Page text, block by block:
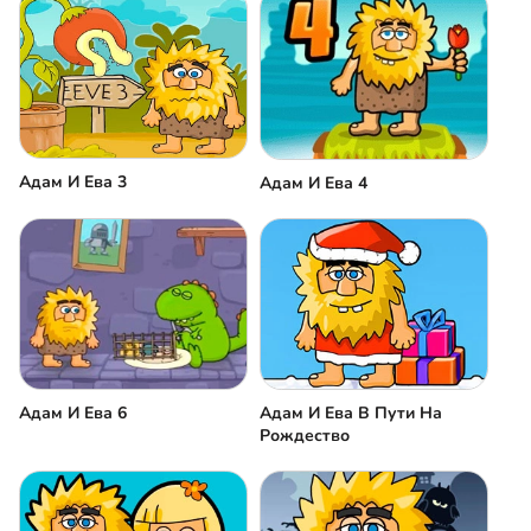
Адам И Ева 3 Адам И Ева 4
Адам И Ева 6
Адам И Ева В Пути На
Рождество